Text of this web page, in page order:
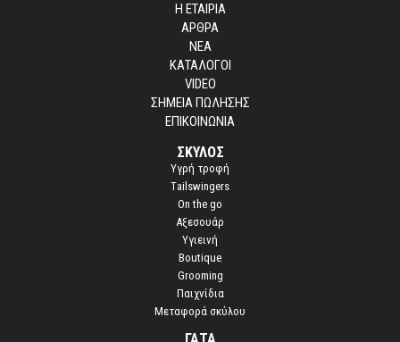
Η ΕΤΑΙΡΙΑ
ΑΡΘΡΑ
ΝΕΑ
ΚΑΤΑΛΟΓΟΙ
VIDEO
ΣΗΜΕΙΑ ΠΩΛΗΣΗΣ
ΕΠΙΚΟΙΝΩΝΙΑ
ΣΚΥΛΟΣ
Yγρή τροφή
Τailswingers
On the go
Αξεσουάρ
Υγιεινή
Boutique
Grooming
Παιχνίδια
Μεταφορά σκύλου